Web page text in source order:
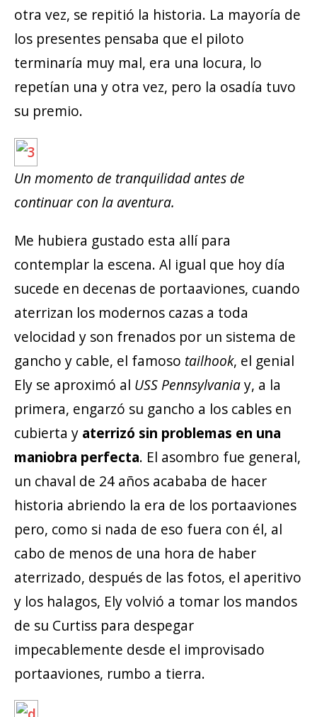
otra vez, se repitió la historia. La mayoría de
los presentes pensaba que el piloto
terminaría muy mal, era una locura, lo
repetían una y otra vez, pero la osadía tuvo
su premio.
Un momento de tranquilidad antes de
continuar con la aventura.
Me hubiera gustado esta allí para
contemplar la escena. Al igual que hoy día
sucede en decenas de portaaviones, cuando
aterrizan los modernos cazas a toda
velocidad y son frenados por un sistema de
gancho y cable, el famoso tailhook, el genial
Ely se aproximó al USS Pennsylvaniay, a la
primera, engarzó su gancho a los cables en
cubierta y aterrizó sin problemas en una
maniobra perfecta. El asombro fue general,
un chaval de 24 años acababa de hacer
historia abriendo la era de los portaaviones
pero, como si nada de eso fuera con él, al
cabo de menos de una hora de haber
aterrizado, después de las fotos, el aperitivo
y los halagos, Ely volvió a tomar los mandos
de su Curtiss para despegar
impecablemente desde el improvisado
portaaviones, rumbo a tierra.